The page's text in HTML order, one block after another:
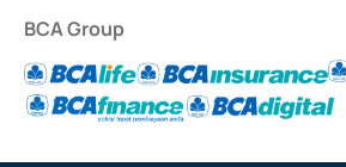
BCA Group